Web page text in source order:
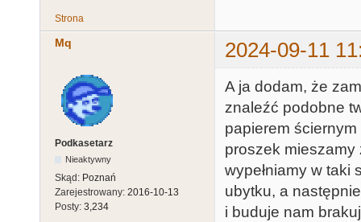
Strona
Mq 2024-09-11
Podkasetarz
Nieaktywny
Skąd: Poznań
Zarejestrowany: 2016-10-13
Posty: 3,234
A ja dodam, że
znaleźć podobne
papierem
proszek mieszamy
wypełniamy w taki
ubytku, a
i buduje nam